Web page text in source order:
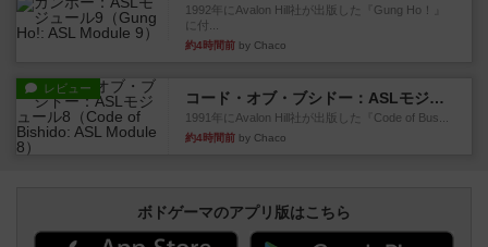
1992年にAvalon Hill社が出版した『Gung Ho！』
に付...
約4時間前 by Chaco
レビュー
コード・オブ・ブシドー：ASLモジュール8
1991年にAvalon Hill社が出版した『Code of Bus...
約4時間前 by Chaco
ボドゲーマのアプリ版はこちら